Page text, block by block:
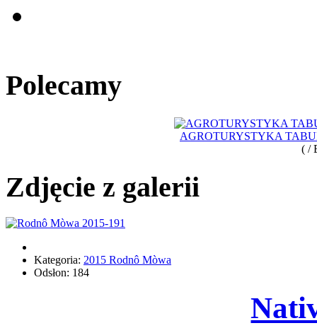
Polecamy
AGROTURYSTYKA
( /
Zdjęcie z galerii
Kategoria: 2015 Rodnô Mòwa
Odsłon: 184